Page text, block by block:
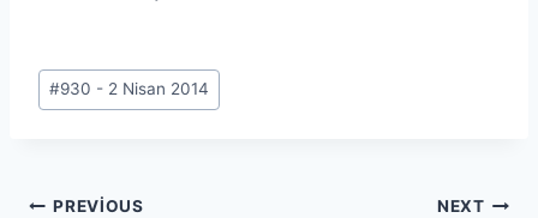
Post
Tags:
#930 - 2 Nisan 2014
PREVIOUS NEXT